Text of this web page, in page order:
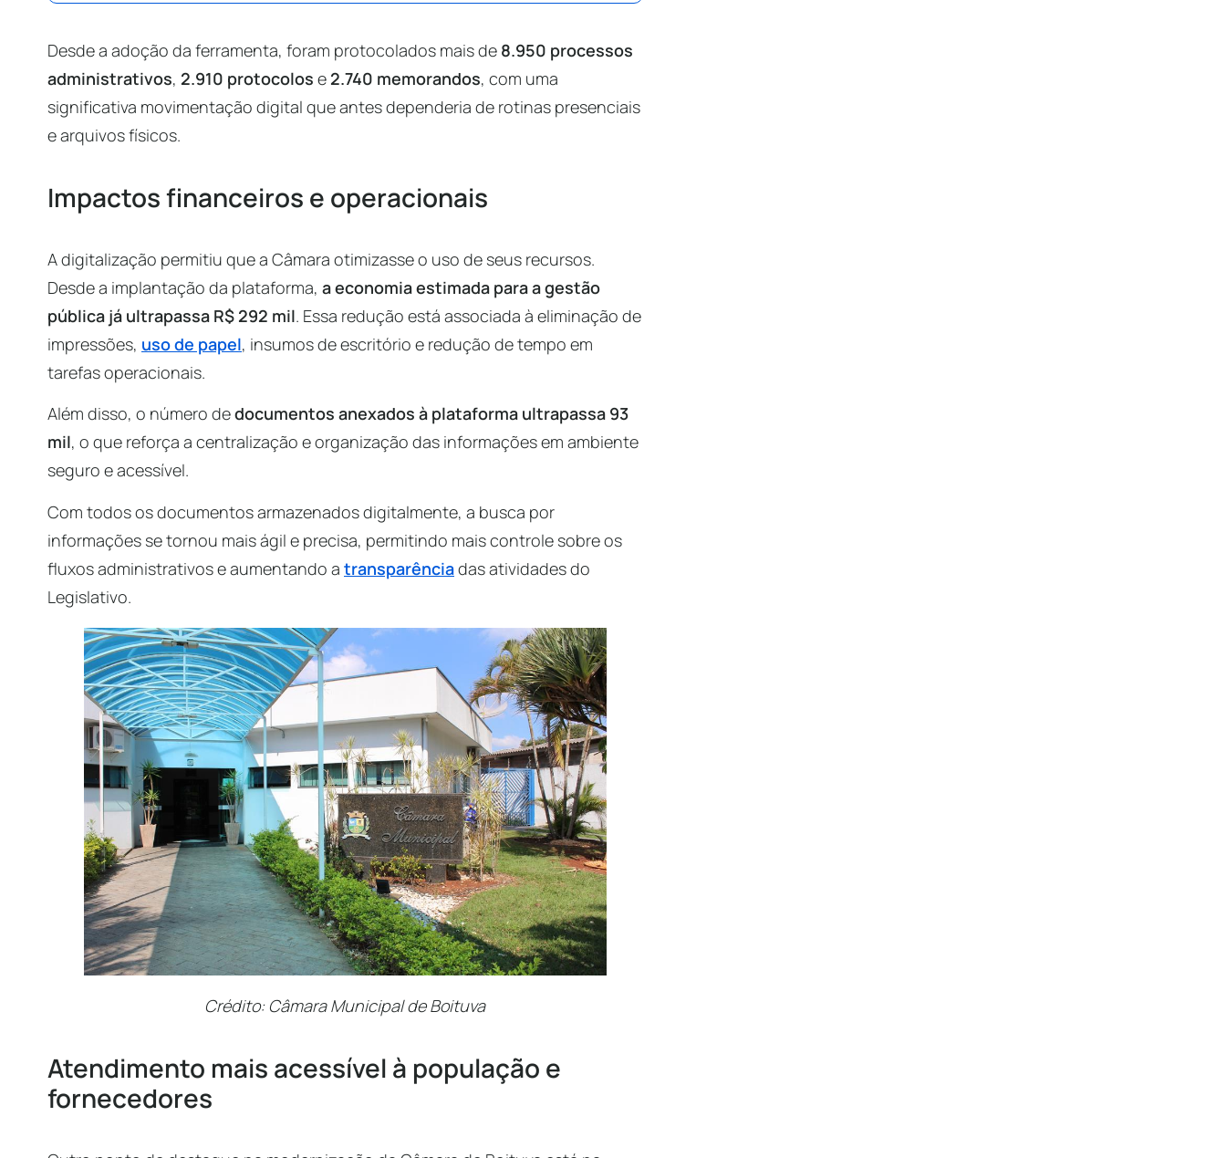
Desde a adoção da ferramenta, foram protocolados mais de 8.950 processos
administrativos, 2.910 protocolos e 2.740 memorandos, com uma
significativa movimentação digital que antes dependeria de rotinas presenciais
e arquivos físicos.
Impactos financeiros e operacionais
A digitalização permitiu que a Câmara otimizasse o uso de seus recursos.
Desde a implantação da plataforma, a economia estimada para a gestão
pública já ultrapassa R$ 292 mil. Essa redução está associada à eliminação de
impressões, uso de papel, insumos de escritório e redução de tempo em
tarefas operacionais.
Além disso, o número dedocumentos anexados à plataforma ultrapassa 93
mil, o que reforça a centralização e organização das informações em ambiente
seguro e acessível.
Com todos os documentos armazenados digitalmente, a busca por
informações se tornou mais ágil e precisa, permitindo mais controle sobre os
fluxos administrativos e aumentando a transparênciadas atividades do
Legislativo.
Crédito: Câmara Municipal de Boituva
Atendimento mais acessível à população e
fornecedores